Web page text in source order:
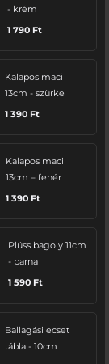
- krém
1 790 Ft
Kalapos maci
13cm - szürke
1 390 Ft
Kalapos maci
13cm – fehér
1 390 Ft
Plüss bagoly 11cm
- barna
1 590 Ft
Ballagási ecset
tábla - 10cm